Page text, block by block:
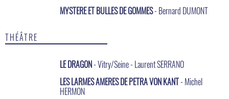
MYSTERE ET BULLES DE GOMMES- Bernard DUMONT
THÉÂTRE
LE DRAGON- Vitry/Seine - Laurent SERRANO
LES LARMES AMERES DE PETRA VON KANT- Michel
HERMON